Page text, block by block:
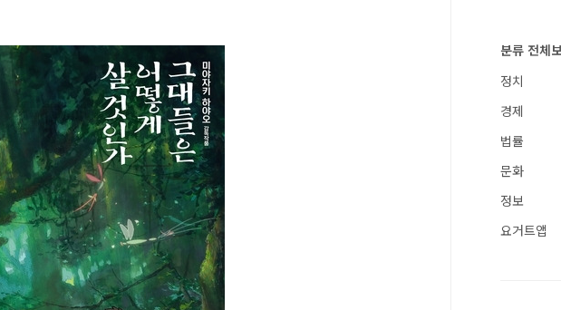
분류 전체
정치
경제
법률
문화
정보
요거트앱